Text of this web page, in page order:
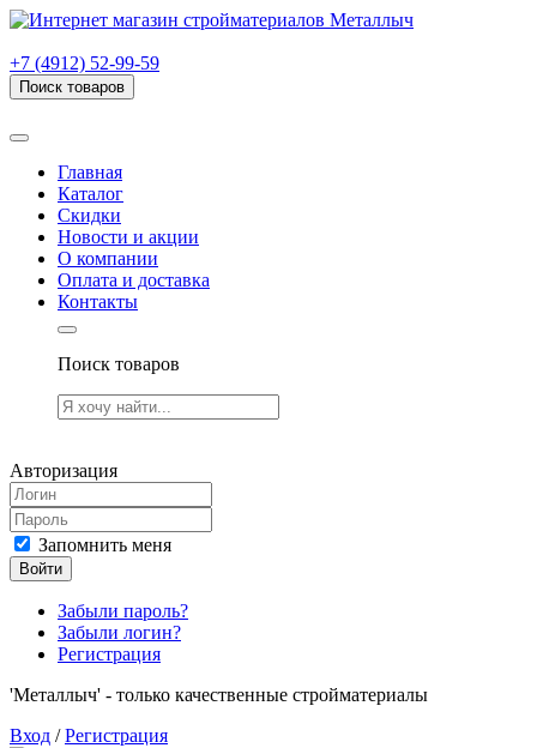
+7 (4912) 52-99-59
Поиск товаров
Главная
Каталог
Скидки
Новости и акции
О компании
Оплата и доставка
Контакты
Поиск товаров
Авторизация
Запомнить меня
Войти
Забыли пароль?
Забыли логин?
Регистрация
'Металлыч' - только качественные стройматериалы
Вход /Регистрация